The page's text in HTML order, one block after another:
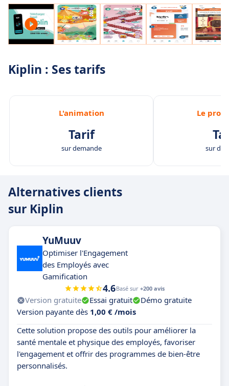
Kiplin : Ses tarifs
L'animation
Tarif
sur demande
Le
sur
Alternatives clients
sur Kiplin
YuMuuv
Optimiser l'Engagement
des Employés avec
Gamification
4.6Basé sur +200 avis
Version gratuite Essai gratuit
Démo gratuite
Version payante dès 1,00 € /mois
Cette solution propose des outils pour améliorer la
santé mentale et physique des employés, favoriser
l'engagement et offrir des programmes de bien-être
personnalisés.